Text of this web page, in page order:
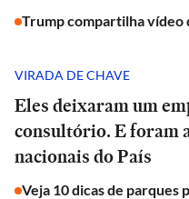
Trump compartilha vídeo
VIRADA DE CHAVE
Eles deixaram um
consultório. E foram
nacionais do País
Veja 10 dicas de parques